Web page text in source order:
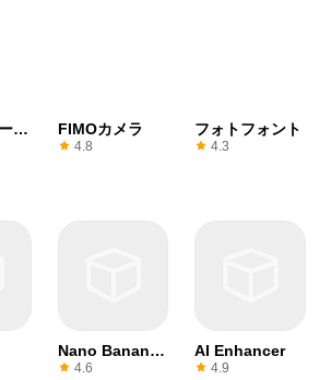
ト
FIMOカメラ
4.8
フォトフォント
4.3
Nano Banana
Editor
4.6
AI Enhancer
4.9